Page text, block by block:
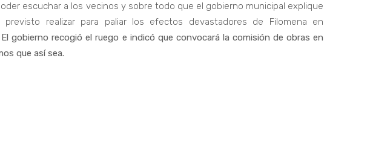
escuchar a los vecinos y sobre todo que el gobierno municipal explique
realizar para paliar los efectos devastadores de Filomena en
El gobierno recogió el ruego e indicó que convocará la comisión de obras en
que así sea.